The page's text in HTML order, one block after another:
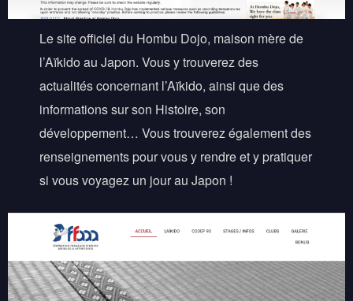
Le site officiel du Hombu Dojo, maison mère de
l’Aïkido au Japon. Vous y trouverez des
actualités concernant l’Aïkido, ainsi que des
informations sur son Histoire, son
développement… Vous trouverez également des
renseignements pour vous y rendre et y pratiquer
si vous voyagez un jour au Japon !